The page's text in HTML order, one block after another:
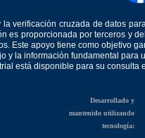
verificación cruzada de datos
es proporcionada por terceros y
Este apoyo tiene como objetivo
y la información fundamental para
está disponible para su
Desarrollado y
mantenido utilizando
tecnología: